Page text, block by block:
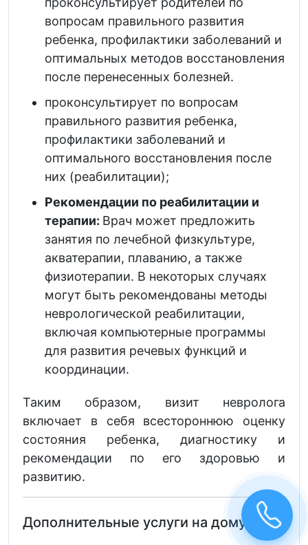
вопросам правильного развития
ребенка, профилактики заболеваний и
оптимальных методов восстановления
после перенесенных болезней.
проконсультирует по вопросам
правильного развития ребенка,
профилактики заболеваний и
оптимального восстановления после
них (реабилитации);
Рекомендации по реабилитации и
терапии: Врач может предложить
занятия по лечебной физкультуре,
акватерапии, плаванию, а также
физиотерапии. В некоторых случаях
могут быть рекомендованы методы
неврологической реабилитации,
включая компьютерные программы
для развития речевых функций и
координации.
Таким образом, визит невролога
включает в себя всестороннюю оценку
состояния ребенка, диагностику и
рекомендации по его здоровью и
развитию.
Дополнительные услуги на дому